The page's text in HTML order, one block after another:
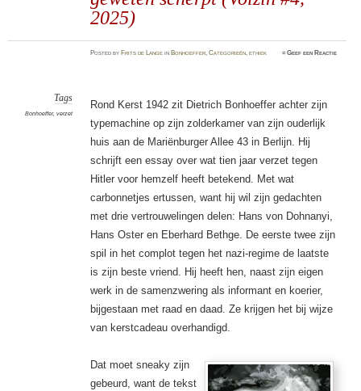
2025)
Postedby Frits de Lange in Bonhoeffer,Categorieën,ethiek ≈Geef een Reactie
Tags
Bonhoeffer, verzet
Rond Kerst 1942 zit Dietrich Bonhoeffer achter zijn
typemachine op zijn zolderkamer van zijn ouderlijk
huis aan de Mariënburger Allee 43 in Berlijn. Hij
schrijft een essay over wat tien jaar verzet tegen
Hitler voor hemzelf heeft betekend. Met wat
carbonnetjes ertussen, want hij wil zijn gedachten
met drie vertrouwelingen delen: Hans von Dohnanyi,
Hans Oster en Eberhard Bethge. De eerste twee zijn
spil in het complot tegen het nazi-regime de laatste
is zijn beste vriend. Hij heeft hen, naast zijn eigen
werk in de samenzwering als informant en koerier,
bijgestaan met raad en daad. Ze krijgen het bij wijze
van kerstcadeau overhandigd.
Dat moet sneaky zijn
gebeurd, want de tekst